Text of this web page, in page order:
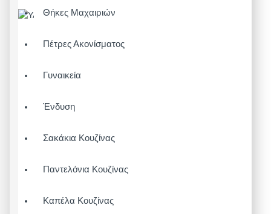
Θήκες Μαχαιριών
Πέτρες Ακονίσματος
Γυναικεία
Ένδυση
Σακάκια Κουζίνας
Παντελόνια Κουζίνας
Καπέλα Κουζίνας